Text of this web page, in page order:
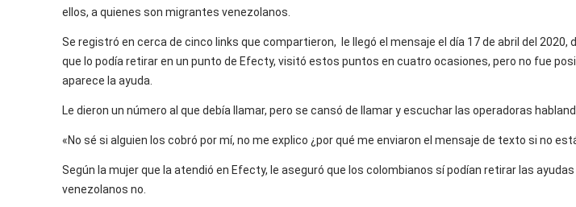
ellos, a quienes son migrantes venezolanos.
Se registró en cerca de cinco links que compartieron, le llegó el mensaje el día 17 de abril del 2020,
que lo podía retirar en un punto de Efecty, visitó estos puntos en cuatro ocasiones, pero no fue
aparece la ayuda.
Le dieron un número al que debía llamar, pero se cansó de llamar y escuchar las operadoras
«No sé si alguien los cobró por mí, no me explico ¿por qué me enviaron el mensaje de texto si no
Según la mujer que la atendió en Efecty, le aseguró que los colombianos sí podían retirar las
venezolanos no.